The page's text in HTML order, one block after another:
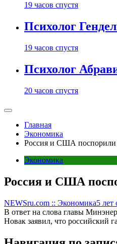
19 часов спустя
Психолог
19 часов спустя
Психолог
20 часов спустя
Главная
Экономика
Россия и США поспорили
Экономика
Россия и США
NEWSru.com :: Экономика5 лет
В ответ на слова главы
Новак заявил, что российский